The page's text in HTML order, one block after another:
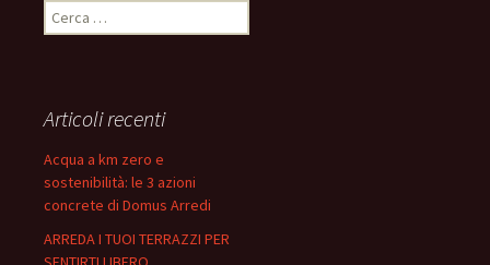
Ricerca
per:
Articoli recenti
Acqua a km zero e
sostenibilità: le 3 azioni
concrete di Domus Arredi
ARREDA I TUOI TERRAZZI PER